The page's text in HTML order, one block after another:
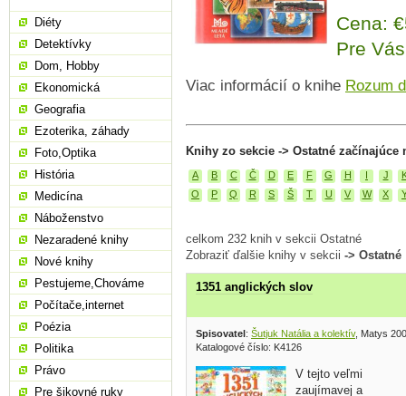
Cena:
Pre
Viac informácií o knihe Rozum
Knihy zo sekcie -> Ostatné začínajúce
A B C Č D E F G H I J
O
P Q R S Š T U V W X
celkom 232 knih v sekcii Ostatné
Zobraziť ďalšie knihy v sekcii -> Ostatné
1351 anglických slov
Spisovatel: Šutjuk Natália a kolektív, Matys
Katalogové číslo: K4126
V tejto veľmi
zaujímavej a
Diéty
Detektívky
Dom, Hobby
Ekonomická
Geografia
Ezoterika, záhady
Foto,Optika
História
Medicína
Náboženstvo
Nezaradené knihy
Nové knihy
Pestujeme,Chováme
Počítače,internet
Poézia
Politika
Právo
Pre šikovné ruky